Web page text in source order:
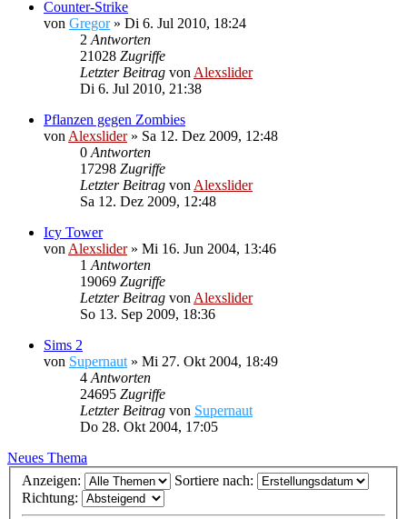
Counter-Strike
von Gregor» Di 6. Jul 2010, 18:24
2 Antworten
21028 Zugriffe
Letzter Beitrag von Alexslider
Di 6. Jul 2010, 21:38
Pflanzen gegen Zombies
von Alexslider» Sa 12. Dez 2009, 12:48
0 Antworten
17298 Zugriffe
Letzter Beitrag von Alexslider
Sa 12. Dez 2009, 12:48
Icy Tower
von Alexslider» Mi 16. Jun 2004, 13:46
1 Antworten
19069 Zugriffe
Letzter Beitrag von Alexslider
So 13. Sep 2009, 18:36
Sims 2
von Supernaut » Mi 27. Okt 2004, 18:49
4 Antworten
24695 Zugriffe
Letzter Beitrag von Supernaut
Do 28. Okt 2004, 17:05
Neues Thema
Anzeigen:
Sortiere nach:
Richtung: